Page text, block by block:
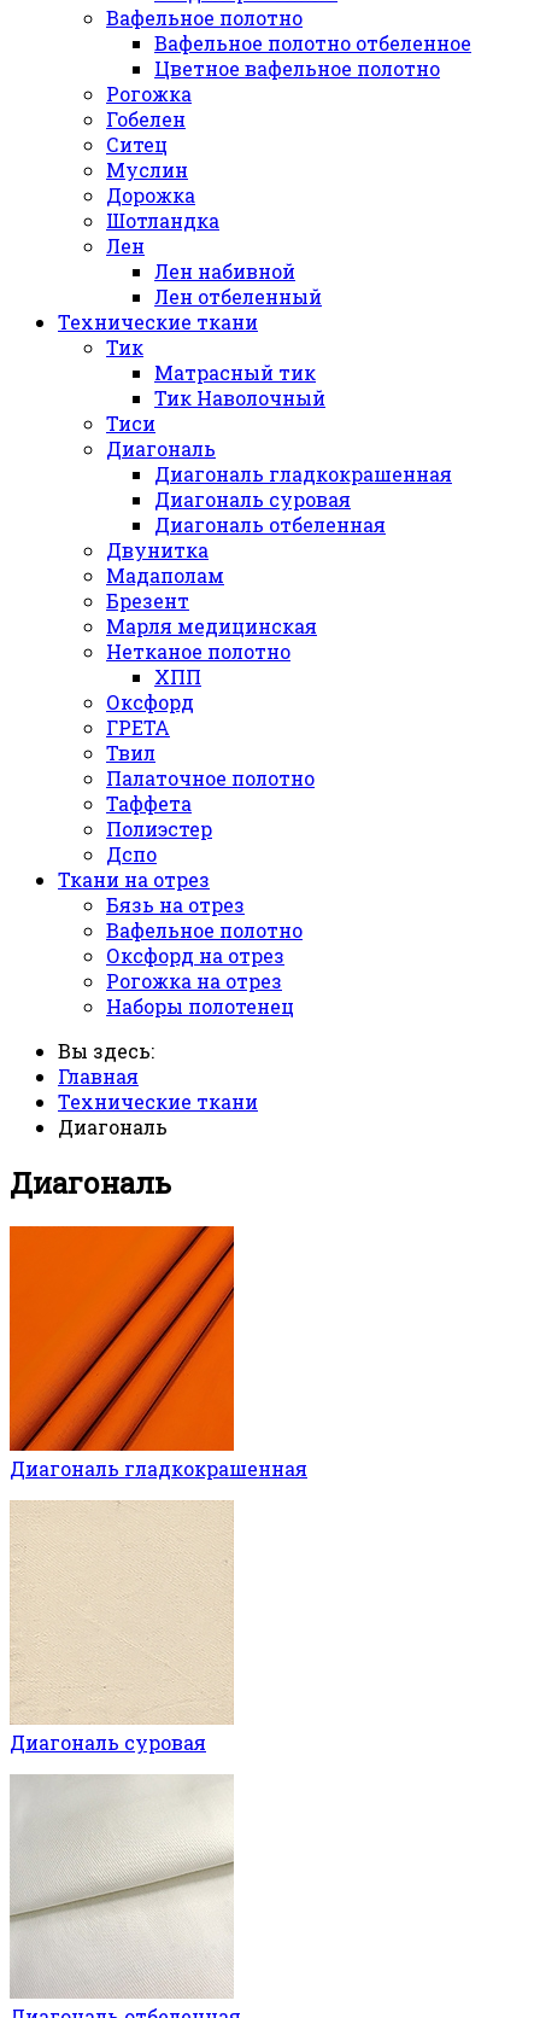
Вафельное полотно
Вафельное полотно отбеленное
Цветное вафельное полотно
Рогожка
Гобелен
Ситец
Муслин
Дорожка
Шотландка
Лен
Лен набивной
Лен отбеленный
Технические ткани
Тик
Матрасный тик
Тик Наволочный
Тиси
Диагональ
Диагональ гладкокрашенная
Диагональ суровая
Диагональ отбеленная
Двунитка
Мадаполам
Брезент
Марля медицинская
Нетканое полотно
ХПП
Оксфорд
ГРЕТА
Твил
Палаточное полотно
Таффета
Полиэстер
Дспо
Ткани на отрез
Бязь на отрез
Вафельное полотно
Оксфорд на отрез
Рогожка на отрез
Наборы полотенец
Вы здесь:
Главная
Технические ткани
Диагональ
Диагональ
Диагональ гладкокрашенная
Диагональ суровая